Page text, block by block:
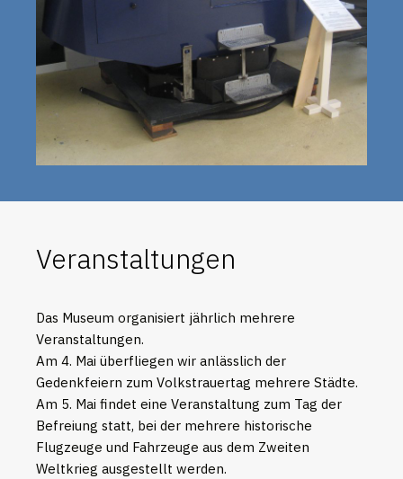
Veranstaltungen
Das Museum organisiert jährlich mehrere
Veranstaltungen.
Am 4. Mai überfliegen wir anlässlich der
Gedenkfeiern zum Volkstrauertag mehrere Städte.
Am 5. Mai findet eine Veranstaltung zum Tag der
Befreiung statt, bei der mehrere historische
Flugzeuge und Fahrzeuge aus dem Zweiten
Weltkrieg ausgestellt werden.